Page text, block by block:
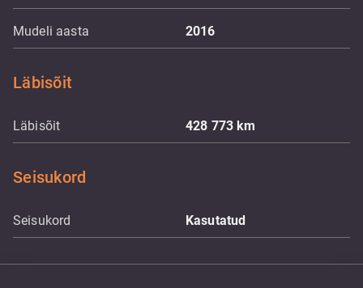
Mudeli aasta 2016
Läbisõit
Läbisõit 428 773km
Seisukord
Seisukord Kasutatud